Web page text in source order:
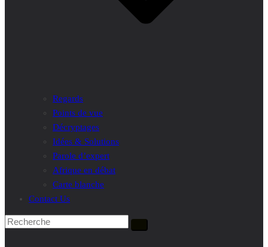
Regards
Points de vue
Décryptages
Idées & Solutions
Parole d’expert
Afrique en débat
Carte blanche
Contact Us